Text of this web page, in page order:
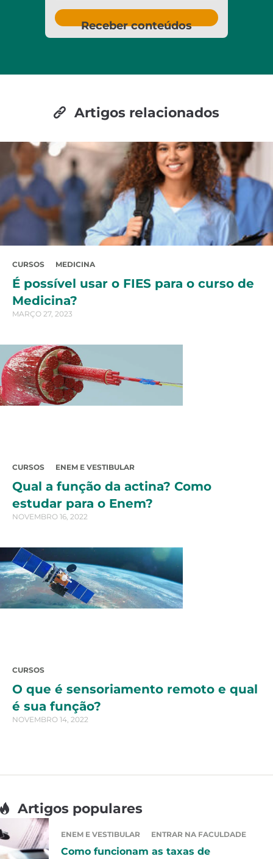
Receber conteúdos
Artigos relacionados
CURSOS MEDICINA
É possível usar o FIES para o curso de
Medicina?
MARÇO 27, 2023
CURSOS ENEM E VESTIBULAR
Qual a função da actina? Como
estudar para o Enem?
NOVEMBRO 16, 2022
CURSOS
O que é sensoriamento remoto e qual
é sua função?
NOVEMBRO 14, 2022
Artigos populares
ENEM E VESTIBULAR ENTRAR NA FACULDADE
Como funcionam as taxas de